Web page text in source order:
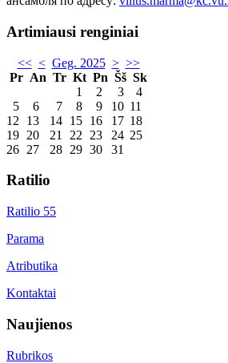
Artimiausi renginiai
<< < Geg. 2025 > >>
Pr An Tr Kt Pn Šš Sk
1
2 3
4
5
6 7 8 9 10 11
12
13 14 15 16 17 18
19 20 21 22 23 24 25
26 27 28 29 30 31
Ratilio
Ratilio 55
Parama
Atributika
Kontaktai
Naujienos
Rubrikos